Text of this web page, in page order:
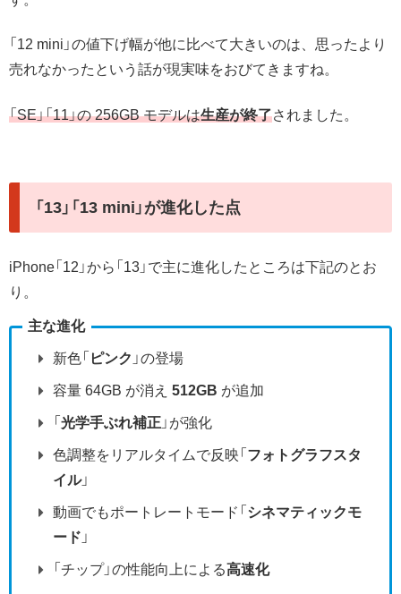
「12 mini」の値下げ幅が他に比べて大きいのは、思ったより
売れなかったという話が現実味をおびてきますね。
「SE」「11」の 256GB モデルは生産が終了されました。
「13」「13 mini」が進化した点
iPhone「12」から「13」で主に進化したところは下記のとお
り。
主な進化
新色「 ピンク 」の登場
容量 64GB が消え 512GB が追加
「 光学手ぶれ補正 」が強化
色調整をリアルタイムで反映「 フォトグラフスタ
イル」
動画でもポートレートモード「 シネマティックモ
ード 」
「チップ」の性能向上による高速化